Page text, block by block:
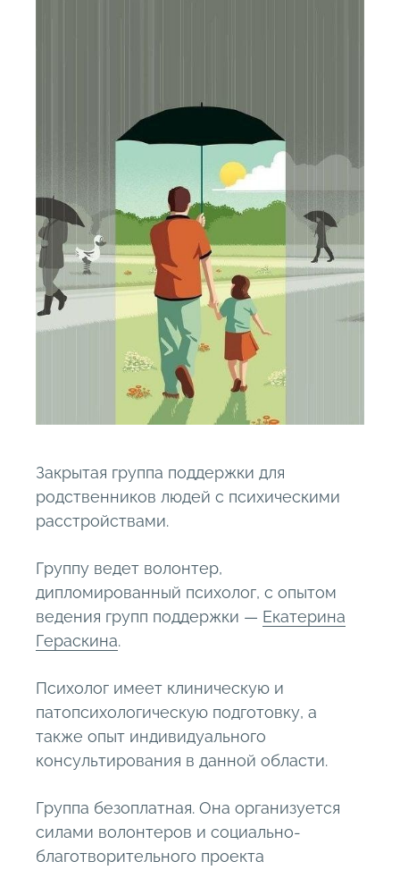
Закрытая группа поддержки для
родственников людей с психическими
расстройствами.
Группу ведет волонтер,
дипломированный психолог, с опытом
ведения групп поддержки — Екатерина
Гераскина.
Психолог имеет клиническую и
патопсихологическую подготовку, а
также опыт индивидуального
консультирования в данной области.
Группа безоплатная. Она организуется
силами волонтеров и социально-
благотворительного проекта